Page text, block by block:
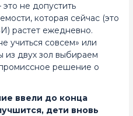
не допустить
которая сейчас (это
растет ежедневно.
учиться совсем» или
из двух зол выбираем
решение о
ввели до конца
дети вновь